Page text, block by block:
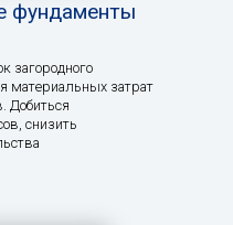
фундаменты
загородного
материальных затрат
Добиться
снизить